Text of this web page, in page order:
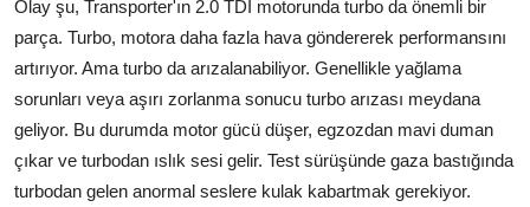
Olay şu, Transporter'ın 2.0 TDI motorunda turbo da önemli bir
parça. Turbo, motora daha fazla hava göndererek performansını
artırıyor. Ama turbo da arızalanabiliyor. Genellikle yağlama
sorunları veya aşırı zorlanma sonucu turbo arızası meydana
geliyor. Bu durumda motor gücü düşer, egzozdan mavi duman
çıkar ve turbodan ıslık sesi gelir. Test sürüşünde gaza bastığında
turbodan gelen anormal seslere kulak kabartmak gerekiyor.